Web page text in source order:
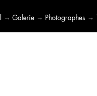
→ Galerie → Photographes →